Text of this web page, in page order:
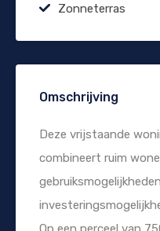
Zonneterras
Omschrijving
Deze vrijstaande
combineert ruim